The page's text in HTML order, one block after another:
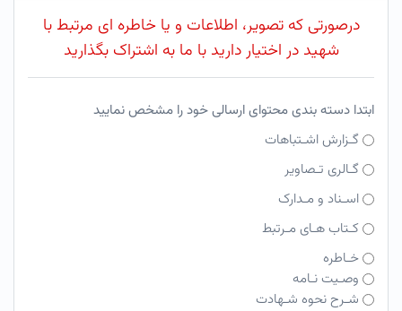
درصورتی که تصویر، اطلاعات و یا خاطره ای مرتبط با
شهید در اختیار دارید با ما به اشتراک بگذارید
ابتدا دسته بندی محتوای ارسالی خود را مشخص نمایید
گـزارش اشـتباهات
گـالری تـصاویر
اسـناد و مـدارک
کـتاب هـای مـرتبط
خـاطره
وصـیت نـامه
شـرح نحوه شـهادت